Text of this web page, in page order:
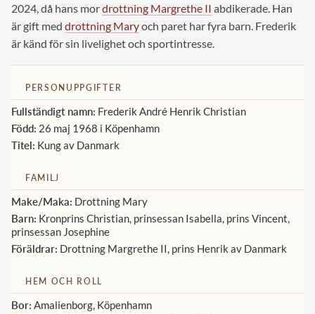
UTLÄNDSKT
KÄNDISAR
VÄRLDENS KUNGAHUS
Svenska kungahuset
Brittiska kungahuset
Spanska kungahuset
Nederländska kungahuset
Belgiska kungahuset
Luxemburgska storhertighuset
REDAKTION
2024, då hans mordrottning Margrethe II abdikerade. Han
är gift med drottning Maryoch paret har fyra barn. Frederik
är känd för sin livelighet och sportintresse.
PERSONUPPGIFTER
Fullständigt namn: Frederik André Henrik Christian
Född: 26 maj 1968 i Köpenhamn
Titel: Kung av Danmark
FAMILJ
Make/Maka: Drottning Mary
Barn: Kronprins Christian, prinsessan Isabella, prins Vincent,
prinsessan Josephine
Föräldrar: Drottning Margrethe II, prins Henrik av Danmark
HEM OCH ROLL
Bor: Amalienborg, Köpenhamn